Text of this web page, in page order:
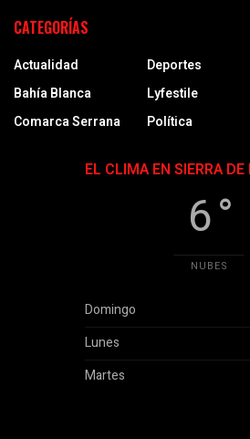
CATEGORÍAS
Actualidad
Bahía Blanca
Comarca Serrana
Deportes
Lyfestile
Política
EL CLIMA EN SIERRA
6 °
NUBES
Domingo
Lunes
Martes